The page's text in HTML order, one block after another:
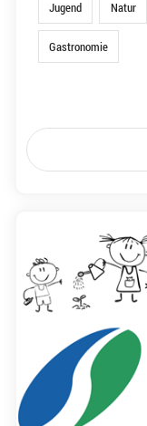
Jugend Natur
Gastronomie